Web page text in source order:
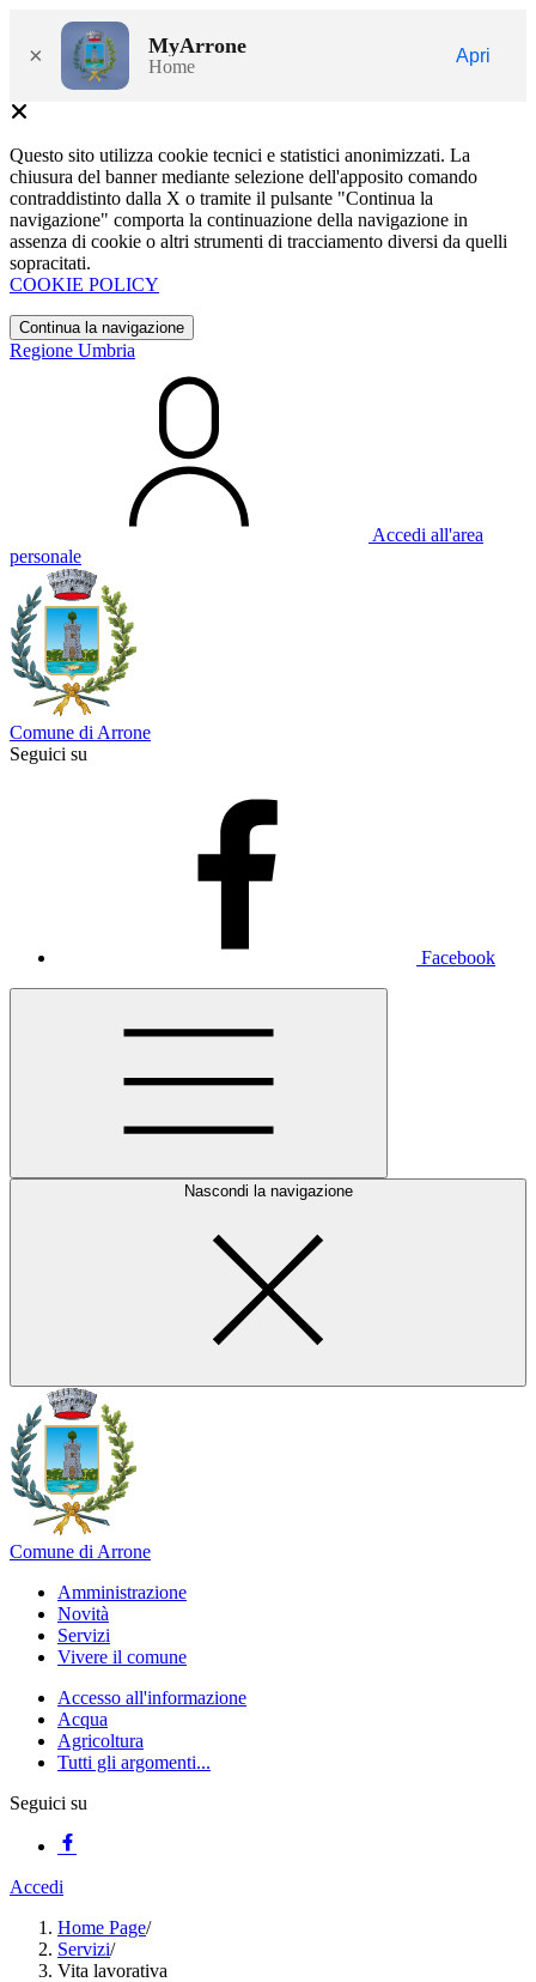
× MyArrone
Home
Apri
Questo sito utilizza cookie tecnici e statistici anonimizzati. La
chiusura del banner mediante selezione dell'apposito comando
contraddistinto dalla X o tramite il pulsante "Continua la
navigazione" comporta la continuazione della navigazione in
assenza di cookie o altri strumenti di tracciamento diversi da quelli
sopracitati.
COOKIE POLICY
Continua la navigazione
Regione Umbria
Accedi all'area
personale
Comune di Arrone
Seguici su
Facebook
Nascondi la navigazione
Comune di Arrone
Amministrazione
Novità
Servizi
Vivere il comune
Accesso all'informazione
Acqua
Agricoltura
Tutti gli argomenti...
Seguici su
Accedi
Home Page/
Servizi/
Vita lavorativa